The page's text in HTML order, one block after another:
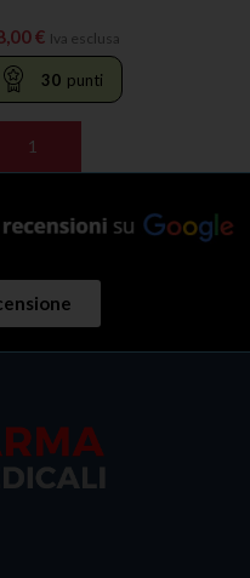
€ Iva esclusa
30 punti
AGGIUNGI AL CARRELLO